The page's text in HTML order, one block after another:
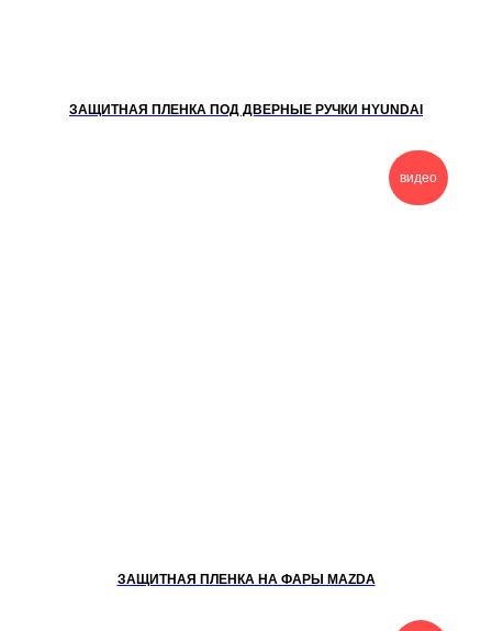
ЗАЩИТНАЯ ПЛЕНКА ПОД ДВЕРНЫЕ РУЧКИ HYUNDAI
видео
ЗАЩИТНАЯ ПЛЕНКА НА ФАРЫ MAZDA